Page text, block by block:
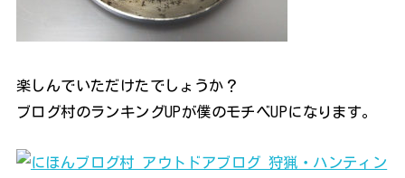
楽しんでいただけたでしょうか？
ブログ村のランキングUPが僕のモチベUPになります。